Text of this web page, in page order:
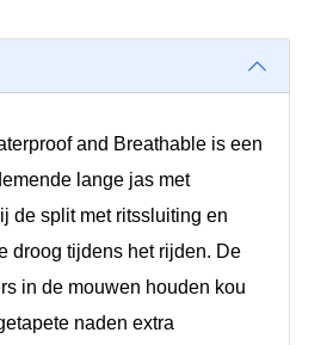
and Breathable is een
lange jas met
de split met ritssluiting en
droog tijdens het rijden. De
in de mouwen houden kou
naden extra